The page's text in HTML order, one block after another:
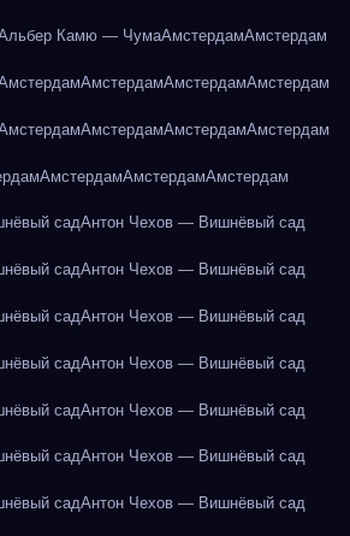
Камю — ЧумаАмстердамАмстердам
АмстердамАмстердамАмстердам
АмстердамАмстердамАмстердам
АмстердамАмстердамАмстердам
садАнтон Чехов — Вишнёвый сад
садАнтон Чехов — Вишнёвый сад
садАнтон Чехов — Вишнёвый сад
садАнтон Чехов — Вишнёвый сад
садАнтон Чехов — Вишнёвый сад
садАнтон Чехов — Вишнёвый сад
садАнтон Чехов — Вишнёвый сад